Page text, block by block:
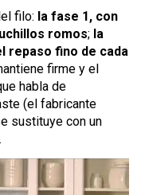
filo: la fase 1, con
romos; la
repaso fino de cada
firme y el
habla de
(el fabricante
sustituye con un